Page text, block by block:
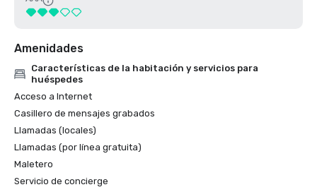
Amenidades
Características de la habitación y servicios para
huéspedes
Acceso a Internet
Casillero de mensajes grabados
Llamadas (locales)
Llamadas (por línea gratuita)
Maletero
Servicio de concierge